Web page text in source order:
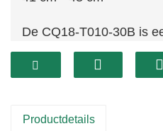
De CQ18-T010-30B is
die een vleugje
kerstdecoratie. Deze
warme en uitnodigende
Productdetails